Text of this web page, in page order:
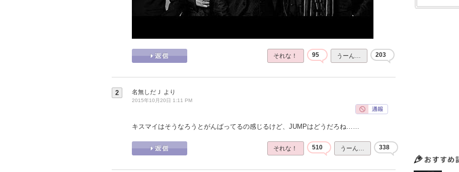
それな！ 95 うーん… 203
2 名無しだＪ より
2015年10月20日 1:11 PM
キスマイはそうなろうとがんばってるの感じるけど、JUMPはどうだろね……
それな！ 510 うーん… 338